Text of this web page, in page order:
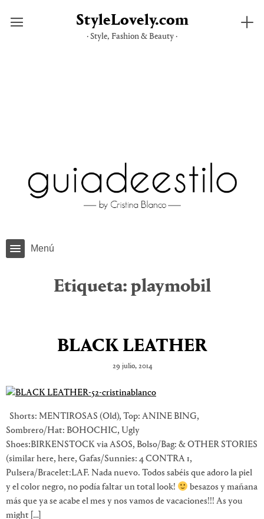
StyleLovely.com
· Style, Fashion & Beauty ·
Menú
Etiqueta: playmobil
BLACK LEATHER
29 julio, 2014
Shorts: MENTIROSAS (Old), Top: ANINE BING,
Sombrero/Hat: BOHOCHIC, Ugly
Shoes:BIRKENSTOCK via ASOS, Bolso/Bag: & OTHER STORIES
(similar here, here, Gafas/Sunnies: 4 CONTRA 1,
Pulsera/Bracelet:LAF. Nada nuevo. Todos sabéis que adoro la piel
y el color negro, no podía faltar un total look!
besazos y mañana
más que ya se acabe el mes y nos vamos de vacaciones!!! As you
might […]